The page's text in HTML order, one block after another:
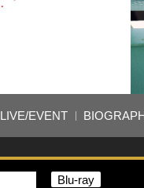
LIVE/EVENT
Blu-ray